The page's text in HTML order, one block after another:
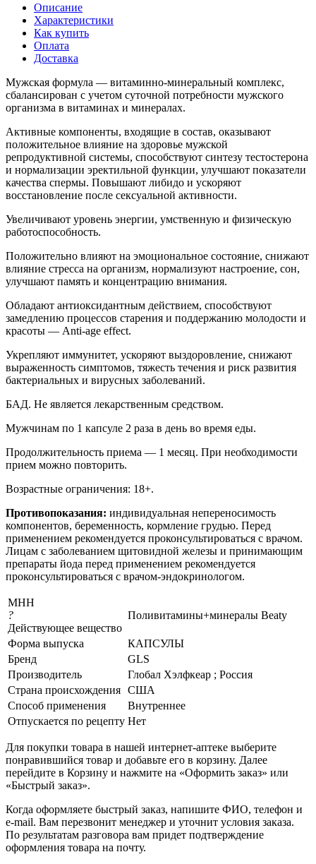
Описание
Характеристики
Как купить
Оплата
Доставка
Мужская формула — витаминно-минеральный комплекс,
сбалансирован с учетом суточной потребности мужского
организма в витаминах и минералах.
Активные компоненты, входящие в состав, оказывают
положительное влияние на здоровье мужской
репродуктивной системы, способствуют синтезу тестостерона
и нормализации эректильной функции, улучшают показатели
качества спермы. Повышают либидо и ускоряют
восстановление после сексуальной активности.
Увеличивают уровень энергии, умственную и физическую
работоспособность.
Положительно влияют на эмоциональное состояние, снижают
влияние стресса на организм, нормализуют настроение, сон,
улучшают память и концентрацию внимания.
Обладают антиоксидантным действием, способствуют
замедлению процессов старения и поддержанию молодости и
красоты — Anti-age effect.
Укрепляют иммунитет, ускоряют выздоровление, снижают
выраженность симптомов, тяжесть течения и риск развития
бактериальных и вирусных заболеваний.
БАД. Не является лекарственным средством.
Мужчинам по 1 капсуле 2 раза в день во время еды.
Продолжительность приема — 1 месяц. При необходимости
прием можно повторить.
Возрастные ограничения: 18+.
Противопоказания: индивидуальная непереносимость
компонентов, беременность, кормление грудью. Перед
применением рекомендуется проконсультироваться с врачом.
Лицам с заболеванием щитовидной железы и принимающим
препараты йода перед применением рекомендуется
проконсультироваться с врачом-эндокринологом.
МНН
?
Действующее вещество
Поливитамины+минералы Beaty
Форма выпуска
КАПСУЛЫ
Бренд
GLS
Производитель
Глобал Хэлфкеар ; Россия
Страна происхождения США
Способ применения
Внутреннее
Отпускается по рецепту Нет
Для покупки товара в нашей интернет-аптеке выберите
понравившийся товар и добавьте его в корзину. Далее
перейдите в Корзину и нажмите на «Оформить заказ» или
«Быстрый заказ».
Когда оформляете быстрый заказ, напишите ФИО, телефон и
e-mail. Вам перезвонит менеджер и уточнит условия заказа.
По результатам разговора вам придет подтверждение
оформления товара на почту.